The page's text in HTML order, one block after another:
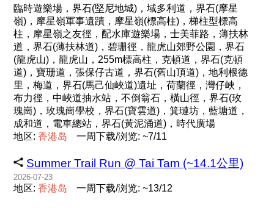
臨時遊樂場，界石(堅尼地城)，域多利道，界石(摩星
嶺)，摩星嶺軍事遺蹟，摩星嶺(標高柱)，梯柱型標高
柱，摩星嶺之友徑，配水庫遊樂場，士美菲路，薄扶林
道，界石(薄扶林道)，碧珊徑，龍虎山郊野公園，界石
(龍虎山)，龍虎山，255m標高柱，克頓道，界石(克頓
道)，寶珊道，張保仔古道，界石(舊山頂道)，地利根德
里，梅道，界石(馬己仙峽道)遺址，荷蘭徑，灣仔峽，
布力徑，中峽道抽水站，不倒翁石，橫山徑，界石(玫
瑰崗)，玫瑰崗學校，界石(寶雲道)，箕璉坊，藍塘道，
成和道，電車總站，界石(黃泥涌道)，時代廣場
地区:香港岛 一周下载/浏览: ~7/11
Summer Trail Run @ Tai Tam (~14.1公里)
2026-07-23
地区:香港岛 一周下载/浏览: ~13/12